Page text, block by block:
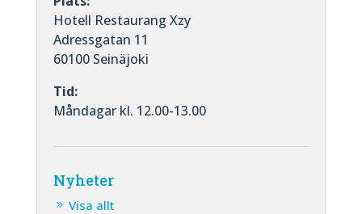
Hotell Restaurang Xzy
Adressgatan 11
60100 Seinäjoki
Tid:
Måndagar kl. 12.00-13.00
Nyheter
Visa allt